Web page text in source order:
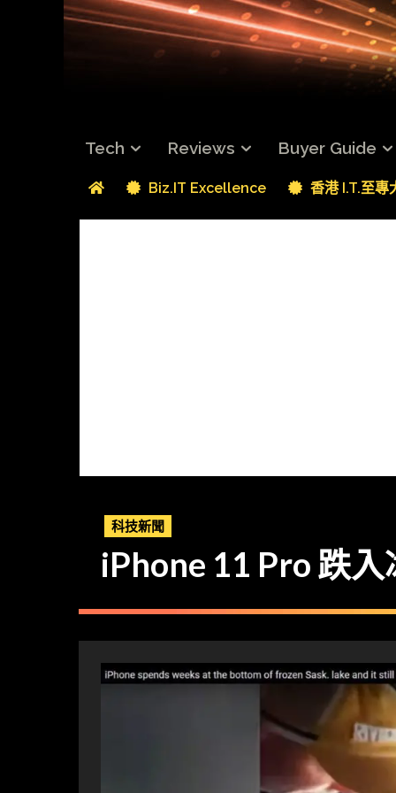
Tech Reviews Buyer Guide
Biz.IT Excellence 香港 I.T.至專
科技新聞
iPhone 11 Pro 跌